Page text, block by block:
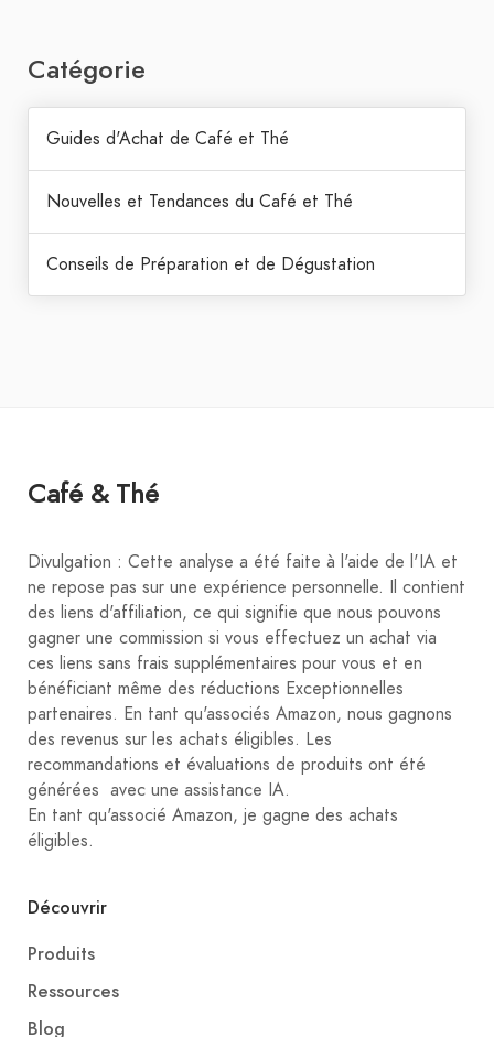
Catégorie
Guides d'Achat de Café et Thé
Nouvelles et Tendances du Café et Thé
Conseils de Préparation et de Dégustation
Café & Thé
Divulgation : Cette analyse a été faite à l'aide de l'IA et
ne repose pas sur une expérience personnelle. Il contient
des liens d'affiliation, ce qui signifie que nous pouvons
gagner une commission si vous effectuez un achat via
ces liens sans frais supplémentaires pour vous et en
bénéficiant même des réductions Exceptionnelles
partenaires. En tant qu'associés Amazon, nous gagnons
des revenus sur les achats éligibles. Les
recommandations et évaluations de produits ont été
générées avec une assistance IA.
En tant qu'associé Amazon, je gagne des achats
éligibles.
Découvrir
Produits
Ressources
Blog